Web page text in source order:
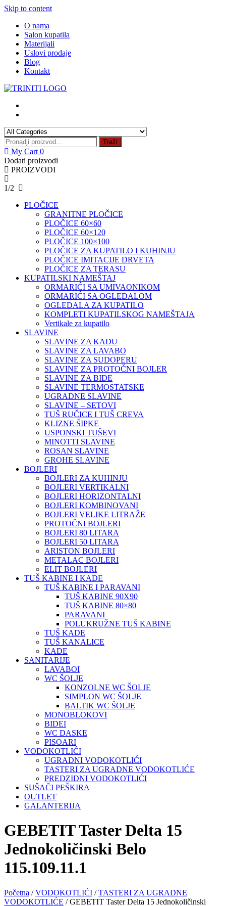
Skip to content
O nama
Salon kupatila
Materijali
Uslovi prodaje
Blog
Kontakt
Traži
My Cart 0
Dodati proizvodi
PROIZVODI
1/2
PLOČICE
GRANITNE PLOČICE
PLOČICE 60×60
PLOČICE 60×120
PLOČICE 100×100
PLOČICE ZA KUPATILO I KUHINJU
PLOČICE IMITACIJE DRVETA
PLOČICE ZA TERASU
KUPATILSKI NAMEŠTAJ
ORMARIĆI SA UMIVAONIKOM
ORMARIĆI SA OGLEDALOM
OGLEDALA ZA KUPATILO
KOMPLETI KUPATILSKOG NAMEŠTAJA
Vertikale za kupatilo
SLAVINE
SLAVINE ZA KADU
SLAVINE ZA LAVABO
SLAVINE ZA SUDOPERU
SLAVINE ZA PROTOČNI BOJLER
SLAVINE ZA BIDE
SLAVINE TERMOSTATSKE
UGRADNE SLAVINE
SLAVINE – SETOVI
TUŠ RUČICE I TUŠ CREVA
KLIZNE ŠIPKE
USPONSKI TUŠEVI
MINOTTI SLAVINE
ROSAN SLAVINE
GROHE SLAVINE
BOJLERI
BOJLERI ZA KUHINJU
BOJLERI VERTIKALNI
BOJLERI HORIZONTALNI
BOJLERI KOMBINOVANI
BOJLERI VELIKE LITRAŽE
PROTOČNI BOJLERI
BOJLERI 80 LITARA
BOJLERI 50 LITARA
ARISTON BOJLERI
METALAC BOJLERI
ELIT BOJLERI
TUŠ KABINE I KADE
TUŠ KABINE I PARAVANI
TUŠ KABINE 90X90
TUŠ KABINE 80×80
PARAVANI
POLUKRUŽNE TUŠ KABINE
TUŠ KADE
TUŠ KANALICE
KADE
SANITARIJE
LAVABOI
WC ŠOLJE
KONZOLNE WC ŠOLJE
SIMPLON WC ŠOLJE
BALTIK WC ŠOLJE
MONOBLOKOVI
BIDEI
WC DASKE
PISOARI
VODOKOTLIĆI
UGRADNI VODOKOTLIĆI
TASTERI ZA UGRADNE VODOKOTLIĆE
PREDZIDNI VODOKOTLIĆI
SUŠAČI PEŠKIRA
OUTLET
GALANTERIJA
GEBETIT Taster Delta 15
Jednokoličinski Belo
115.109.11.1
Početna /VODOKOTLIĆI /TASTERI ZA UGRADNE
VODOKOTLIĆE / GEBETIT Taster Delta 15 Jednokoličinski